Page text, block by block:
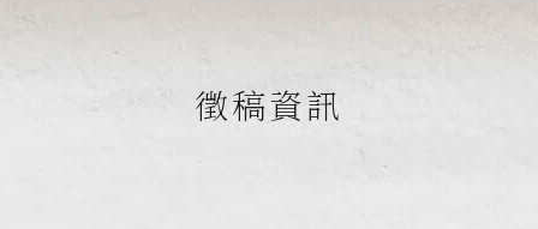
徵稿資訊